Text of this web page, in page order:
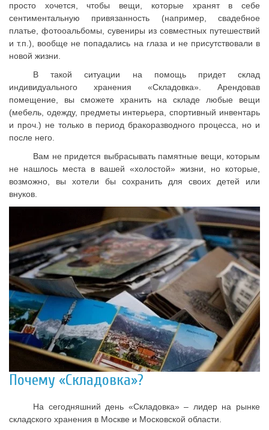
просто хочется, чтобы вещи, которые хранят в себе
сентиментальную привязанность (например, свадебное
платье, фотооальбомы, сувениры из совместных путешествий
и т.п.), вообще не попадались на глаза и не присутствовали в
новой жизни.
В такой ситуации на помощь придет склад
индивидуального хранения «Складовка». Арендовав
помещение, вы сможете хранить на складе любые вещи
(мебель, одежду, предметы интерьера, спортивный инвентарь
и проч.) не только в период бракоразводного процесса, но и
после него.
Вам не придется выбрасывать памятные вещи, которым
не нашлось места в вашей «холостой» жизни, но которые,
возможно, вы хотели бы сохранить для своих детей или
внуков.
Почему «Складовка»?
На сегодняшний день «Складовка» – лидер на рынке
складского хранения в Москве и Московской области.